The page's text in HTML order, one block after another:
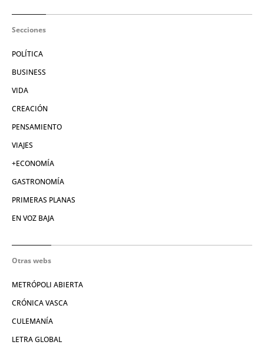
Secciones
POLÍTICA
BUSINESS
VIDA
CREACIÓN
PENSAMIENTO
VIAJES
+ECONOMÍA
GASTRONOMÍA
PRIMERAS PLANAS
EN VOZ BAJA
Otras webs
METRÓPOLI ABIERTA
CRÓNICA VASCA
CULEMANÍA
LETRA GLOBAL